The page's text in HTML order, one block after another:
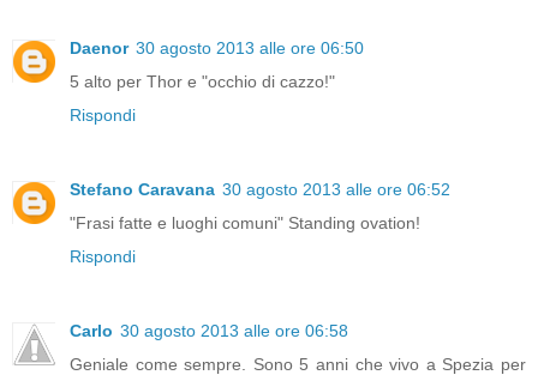
Daenor 30 agosto 2013 alle ore 06:50
5 alto per Thor e "occhio di cazzo!"
Rispondi
Stefano Caravana 30 agosto 2013 alle ore 06:52
"Frasi fatte e luoghi comuni" Standing ovation!
Rispondi
Carlo 30 agosto 2013 alle ore 06:58
Geniale come sempre. Sono 5 anni che vivo a Spezia per